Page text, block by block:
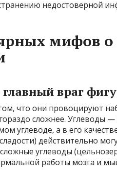
недостоверной
мифов о
враг
что они провоцируют
сложнее. Углеводы
углеводе, а в его
действительно
углеводы
работы мозга и